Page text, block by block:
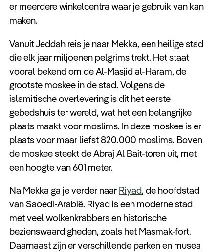
er meerdere winkelcentra waar je gebruik van kan
maken.
Vanuit Jeddah reis je naar Mekka, een heilige stad
die elk jaar miljoenen pelgrims trekt. Het staat
vooral bekend om de Al-Masjid al-Haram, de
grootste moskee in de stad. Volgens de
islamitische overlevering is dit het eerste
gebedshuis ter wereld, wat het een belangrijke
plaats maakt voor moslims. In deze moskee is er
plaats voor maar liefst 820.000 moslims. Boven
de moskee steekt de Abraj Al Bait-toren uit, met
een hoogte van 601 meter.
Na Mekka ga je verder naar Riyad, de hoofdstad
van Saoedi-Arabië. Riyad is een moderne stad
met veel wolkenkrabbers en historische
bezienswaardigheden, zoals het Masmak-fort.
Daarnaast zijn er verschillende parken en musea